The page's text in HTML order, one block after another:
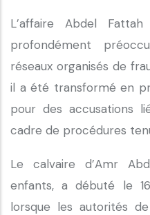
L’affaire Abdel
profondément
réseaux organisés de
il a été transformé en
pour des accusations
cadre de procédures
Le calvaire d’Amr
enfants, a débuté le
lorsque les autorités